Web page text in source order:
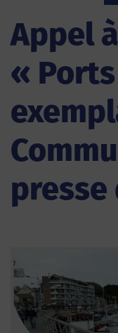
Appel
«
presse